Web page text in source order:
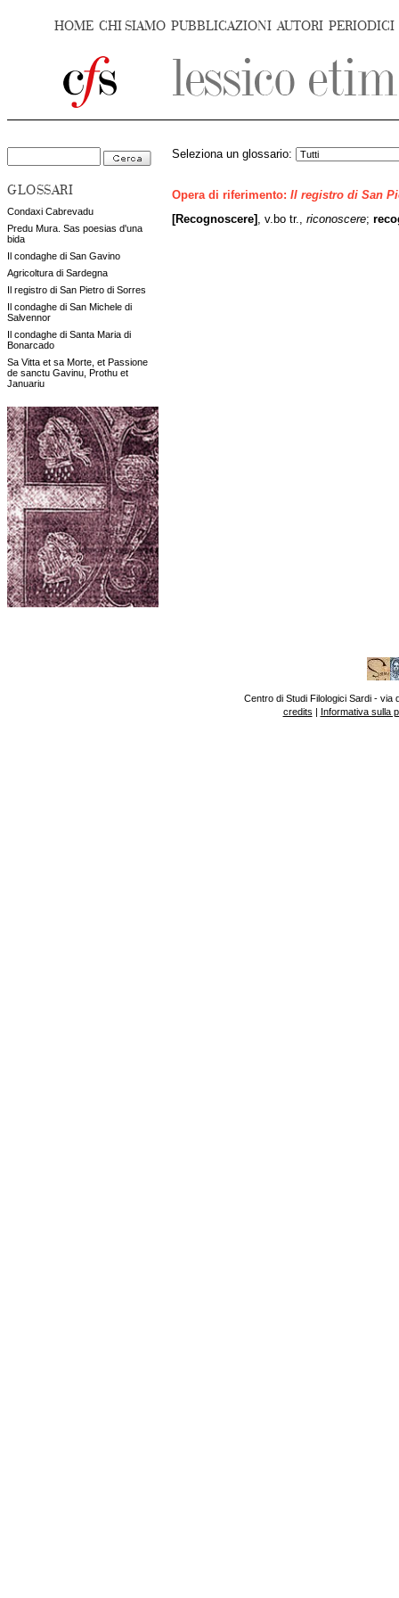
HOME CHI SIAMO PUBBLICAZIONI AUTORI PERIODICI
GLOSSARI
Condaxi Cabrevadu
Predu Mura. Sas poesias d'una
bida
Il condaghe di San Gavino
Agricoltura di Sardegna
Il registro di San Pietro di Sorres
Il condaghe di San Michele di
Salvennor
Il condaghe di Santa Maria di
Bonarcado
Sa Vitta et sa Morte, et Passione
de sanctu Gavinu, Prothu et
Januariu
Seleziona un glossario:
Opera di riferimento: Il registro di San
[Recognoscere]
, v.bo tr., riconoscere;
Centro di Studi Filologici Sardi - via
credits | Informativa sulla